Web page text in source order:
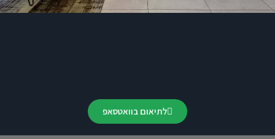
לתיאום בוואטסאפ